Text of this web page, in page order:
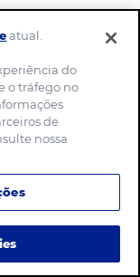
atual.
do
o tráfego no
de
nossa